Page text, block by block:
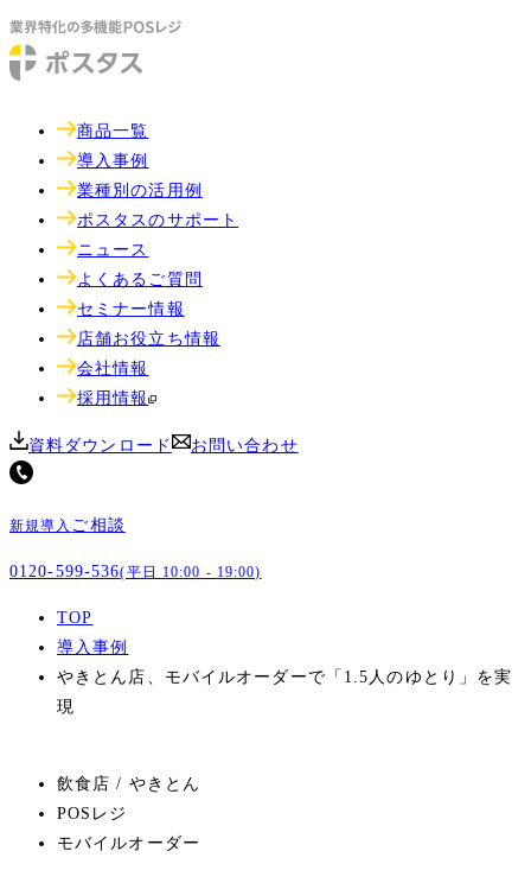
商品一覧
導入事例
業種別の活用例
ポスタスのサポート
ニュース
よくあるご質問
セミナー情報
店舗お役立ち情報
会社情報
採用情報
資料ダウンロード お問い合わせ
新規導入 ご相談
0120-599-536(平日 10:00 - 19:00)
TOP
導入事例
やきとん店、モバイルオーダーで「1.5人のゆとり」を実
現
飲食店 / やきとん
POSレジ
モバイルオーダー